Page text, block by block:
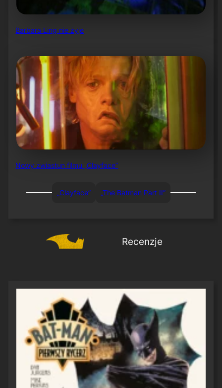
Barbara Ling nie żyje
Nowy zwiastun filmu „Clayface”
„Clayface” „The Batman Part II”
Recenzje